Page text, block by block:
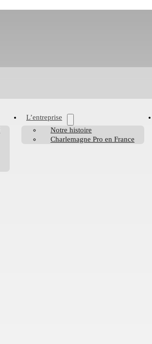
L’entreprise
Notre histoire
Charlemagne Pro en France